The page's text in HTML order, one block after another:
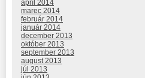
apríl 2014
marec 2014
február 2014
január 2014
december 2013
október 2013
september 2013
august 2013
júl 2013